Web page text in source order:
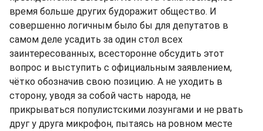
время больше других будоражит общество. И
совершенно логичным было бы для депутатов в
самом деле усадить за один стол всех
заинтересованных, всесторонне обсудить этот
вопрос и выступить с официальным заявлением,
чётко обозначив свою позицию. А не уходить в
сторону, уводя за собой часть народа, не
прикрываться популистскими лозунгами и не рвать
друг у друга микрофон, пытаясь на ровном месте